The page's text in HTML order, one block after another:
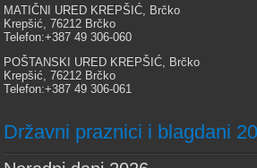
MATIČNI URED KREPŠIĆ, Brčko
Krepšić, 76212 Brčko
Telefon:+387 49 306-060
POŠTANSKI URED KREPŠIĆ, Brčko
Krepšić, 76212 Brčko
Telefon:+387 49 306-061
Državni praznici i blagdani